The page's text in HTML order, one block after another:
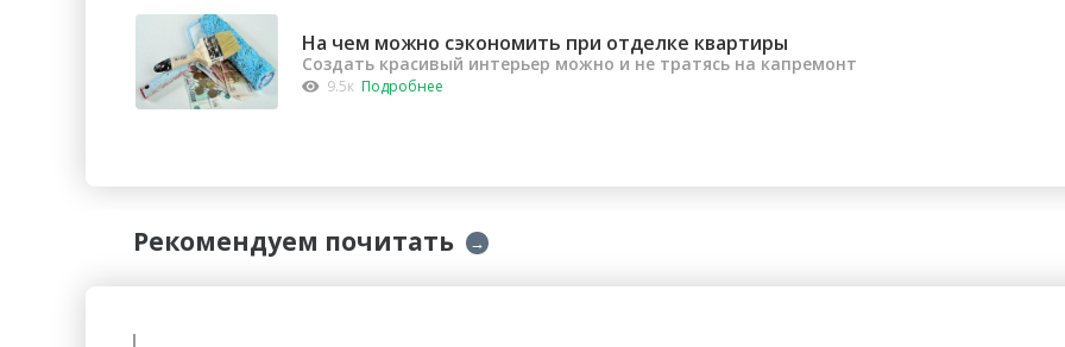
На чем можно сэкономить при отделке квартиры
Создать красивый интерьер можно и не тратясь на капремонт
9.5к Подробнее
Рекомендуем почитать →